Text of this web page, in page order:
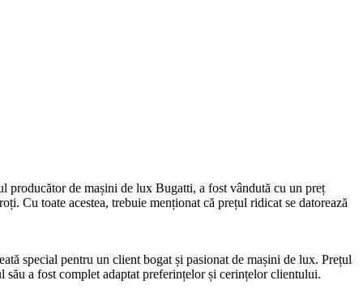
producător de mașini de lux Bugatti, a fost vândută cu un preț
Cu toate acestea, trebuie menționat că prețul ridicat se datorează
special pentru un client bogat și pasionat de mașini de lux. Prețul
a fost complet adaptat preferințelor și cerințelor clientului.